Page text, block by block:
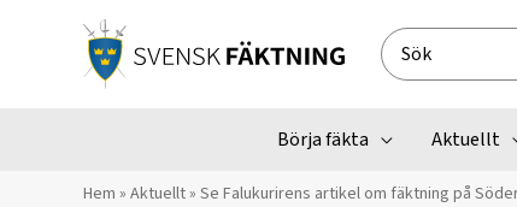
Search
for:
Börja fäkta Aktuellt
Hem » Aktuellt» Se Falukurirens artikel om fäktning på